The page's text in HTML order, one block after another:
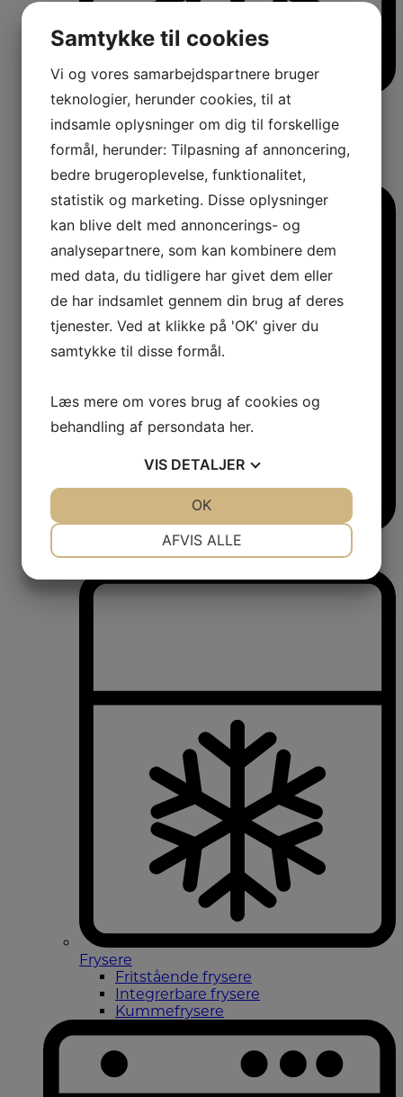
Køle-/fryseskabe
Fritstående køle-/fryseskabe
Integrerbare køle-/fryseskabe
Køleskabe med fryseboks
Amerikanerkøleskabe
Vinkøleskabe
Vinkøleskabe
Frysere
Fritstående frysere
Integrerbare frysere
Kummefrysere
Samtykke til cookies
Vi og vores samarbejdspartnere bruger
teknologier, herunder cookies, til at
indsamle oplysninger om dig til forskellige
formål, herunder: Tilpasning af annoncering,
bedre brugeroplevelse, funktionalitet,
statistik og marketing. Disse oplysninger
kan blive delt med annoncerings- og
analysepartnere, som kan kombinere dem
med data, du tidligere har givet dem eller
de har indsamlet gennem din brug af deres
tjenester. Ved at klikke på 'OK' giver du
samtykke til disse formål.
Læs mere om vores brug af cookies og
behandling af persondata her.
VIS DETALJER
AFVIS ALLE
OK